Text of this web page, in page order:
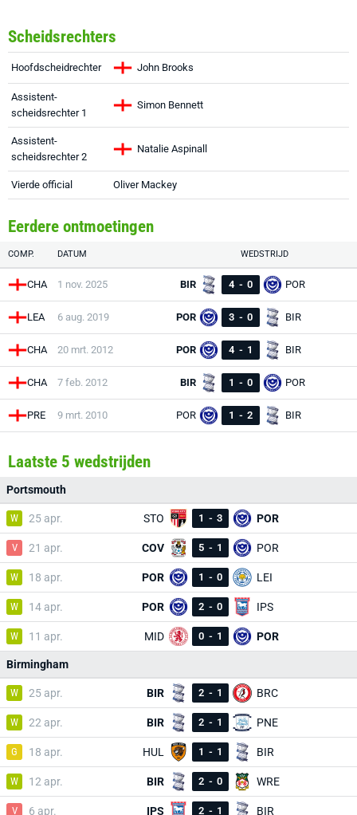
Scheidsrechters
Hoofdscheidrechter John Brooks
Assistent-
scheidsrechter 1
Simon Bennett
Assistent-
scheidsrechter 2
Natalie Aspinall
Vierde official Oliver Mackey
Eerdere ontmoetingen
COMP. DATUM WEDSTRIJD
CHA 1 nov. 2025 BIR 4 - 0 POR
LEA 6 aug. 2019 POR 3 - 0 BIR
CHA 20 mrt. 2012 POR 4 - 1 BIR
CHA 7 feb. 2012 BIR 1 - 0 POR
PRE 9 mrt. 2010 POR 1 - 2 BIR
Laatste 5 wedstrijden
Portsmouth
W 25 apr. STO 1 - 3 POR
V 21 apr. COV 5 - 1 POR
W 18 apr. POR 1 - 0 LEI
W 14 apr. POR 2 - 0 IPS
W 11 apr. MID 0 - 1 POR
Birmingham
W 25 apr. BIR 2 - 1 BRC
W 22 apr. BIR 2 - 1 PNE
G 18 apr. HUL 1 - 1 BIR
W 12 apr. BIR 2 - 0 WRE
V 6 apr. IPS 2 - 1 BIR